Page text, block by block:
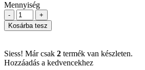
Mennyiség
-
+
Kosárba tesz
Siess! Már csak 2 termék van készleten.
Hozzáadás a kedvencekhez